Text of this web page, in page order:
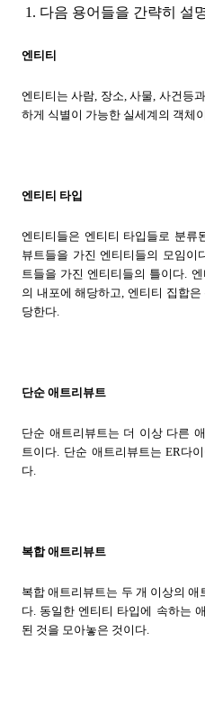
1. 다음 용어들을 간략히 설
엔티티
엔티티는 사람, 장소, 사물, 사건등
하게 식별이 가능한 실세계의 객체
엔티티 타입
엔티티들은 엔티티 타입들로 분류
뷰트들을 가진 엔티티들의 모임이
트들을 가진 엔티티들의 틀이다.
의 내포에 해당하고, 엔티티 집합
당한다.
단순 애트리뷰트
단순 애트리뷰트는 더 이상 다른
트이다. 단순 애트리뷰트는 ER다
다.
복합 애트리뷰트
복합 애트리뷰트는 두 개 이상의
다. 동일한 엔티티 타입에 속하는
된 것을 모아놓은 것이다.